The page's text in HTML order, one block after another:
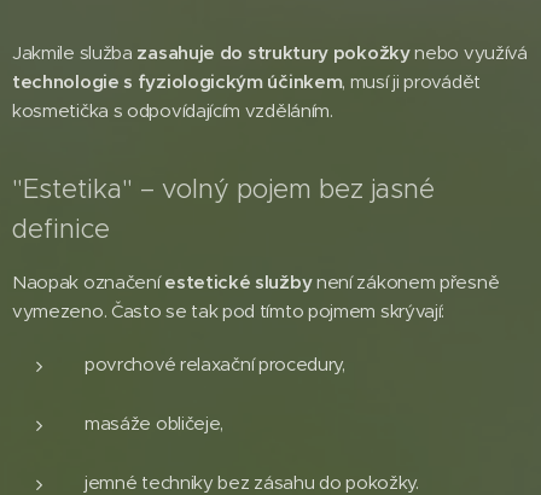
Jakmile služba zasahuje do struktury pokožkynebo využívá
technologie s fyziologickým účinkem, musí ji provádět
kosmetička s odpovídajícím vzděláním.
"Estetika" – volný pojem bez jasné
definice
Naopak označeníestetické službynení zákonem přesně
vymezeno. Často se tak pod tímto pojmem skrývají:
povrchové relaxační procedury,
masáže obličeje,
jemné techniky bez zásahu do pokožky.